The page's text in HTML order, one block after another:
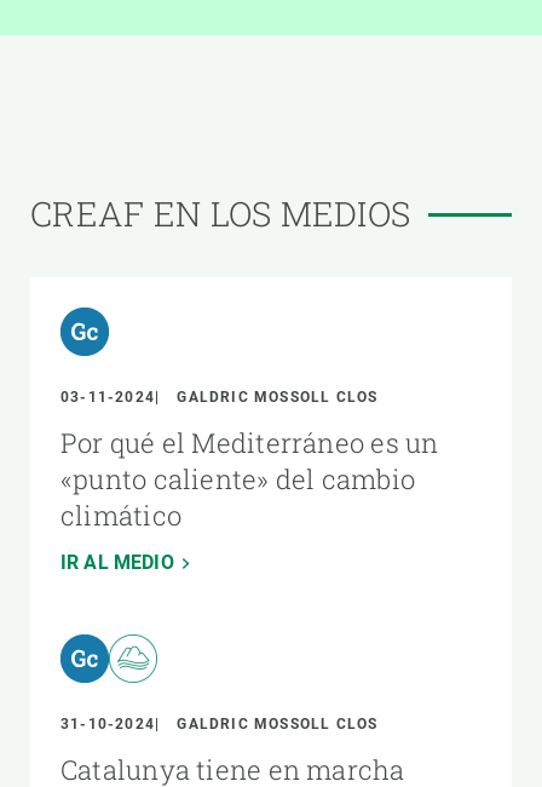
CREAF EN LOS MEDIOS
03-11-2024 GALDRIC MOSSOLL CLOS
Por qué el Mediterráneo es un
«punto caliente» del cambio
climático
IR AL MEDIO
31-10-2024 GALDRIC MOSSOLL CLOS
Catalunya tiene en marcha